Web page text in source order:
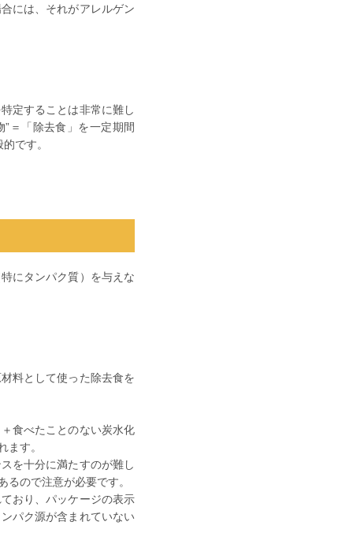
には、それがアレルゲン
定することは非常に難し
＝「除去食」を一定期間
です。
にタンパク質）を与えな
料として使った除去食を
食べたことのない炭水化
ます。
を十分に満たすのが難し
ので注意が必要です。
おり、パッケージの表示
パク源が含まれていない